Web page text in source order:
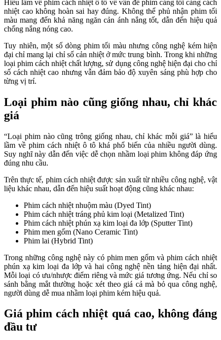
Hiểu lầm về phim cách nhiệt ô tô về vấn đề phim càng tối càng cách
nhiệt cao không hoàn sai hay đúng. Không thể phủ nhận phim tối
màu mang đến khả năng ngăn cản ánh nắng tốt, dẫn đến hiệu quả
chống nắng nóng cao.
Tuy nhiên, một số dòng phim tối màu nhưng công nghệ kém hiện
đại chỉ mang lại chỉ số cản nhiệt ở mức trung bình. Trong khi những
loại phim cách nhiệt chất lượng, sử dụng công nghệ hiện đại cho chỉ
số cách nhiệt cao nhưng vẫn đảm bảo độ xuyên sáng phù hợp cho
từng vị trí.
Loại phim nào cũng giống nhau, chỉ khác
giá
“Loại phim nào cũng trông giống nhau, chỉ khác mỗi giá” là hiểu
lầm về phim cách nhiệt ô tô khá phổ biến của nhiều người dùng.
Suy nghĩ này dẫn đến việc dễ chọn nhầm loại phim không đáp ứng
đúng nhu cầu.
Trên thực tế, phim cách nhiệt được sản xuất từ nhiều công nghệ, vật
liệu khác nhau, dẫn đến hiệu suất hoạt động cũng khác nhau:
Phim cách nhiệt nhuộm màu (Dyed Tint)
Phim cách nhiệt tráng phủ kim loại (Metalized Tint)
Phim cách nhiệt phún xạ kim loại đa lớp (Sputter Tint)
Phim men gốm (Nano Ceramic Tint)
Phim lai (Hybrid Tint)
Trong những công nghệ này có phim men gốm và phim cách nhiệt
phún xạ kim loại đa lớp và hai công nghệ nền tảng hiện đại nhất.
Mỗi loại có ưu/nhược điểm riêng và mức giá tương ứng. Nếu chỉ so
sánh bằng mắt thường hoặc xét theo giá cả mà bỏ qua công nghệ,
người dùng dễ mua nhầm loại phim kém hiệu quả.
Giá phim cách nhiệt quá cao, không đáng
đầu tư